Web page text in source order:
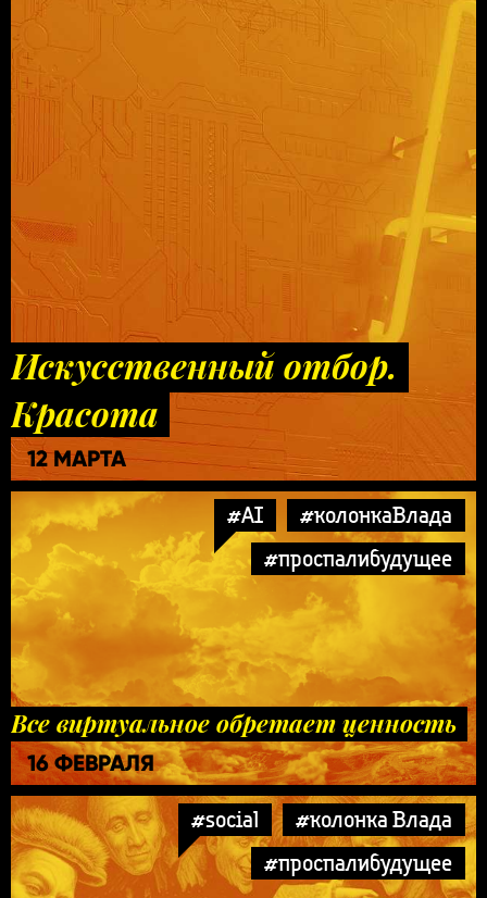
Искусственный отбор.
Красота
12 МАРТА
#AI
#колонкаВлада
#проспалибудущее
Все виртуальное обретает ценность
16 ФЕВРАЛЯ
#social
#колонка Влада
#проспалибудущее